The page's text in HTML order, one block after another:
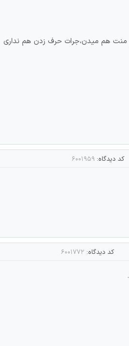
هم میدن،جرات حرف زدن هم نداری
کد دیدگاه: ۶۰۰۱۹۵۹
کد دیدگاه: ۶۰۰۱۷۷۲